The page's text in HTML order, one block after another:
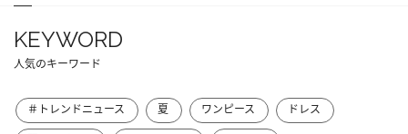
KEYWORD
人気のキーワード
＃トレンドニュース 夏 ワンピース
ドレス